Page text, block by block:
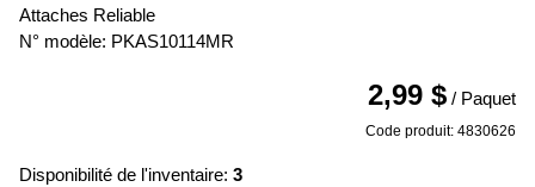
Attaches Reliable
N° modèle: PKAS10114MR
2,99 $ / Paquet
Code produit: 4830626
Disponibilité de l'inventaire: 3